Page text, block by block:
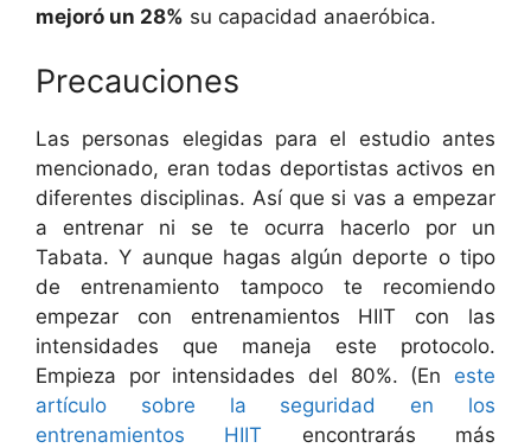
mejoró un 28% su capacidad anaeróbica.
Precauciones
Las personas elegidas para el estudio antes
mencionado, eran todas deportistas activos en
diferentes disciplinas. Así que si vas a empezar
a entrenar ni se te ocurra hacerlo por un
Tabata. Y aunque hagas algún deporte o tipo
de entrenamiento tampoco te recomiendo
empezar con entrenamientos HIIT con las
intensidades que maneja este protocolo.
Empieza por intensidades del 80%. (En este
artículo sobre la seguridad en los
entrenamientos HIIT encontrarás más